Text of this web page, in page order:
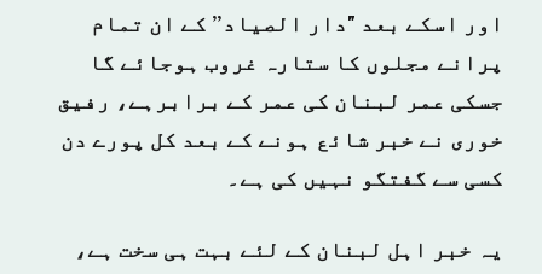
اور اسکے بعد "دار الصیاد” کے ان تمام
پرانے مجلوں کا ستارہ غروب ہوجائے گا
جسکی عمر لبنان کی عمر کے برابرہے، رفیق
خوری نے خبر شائع ہونے کے بعد کل پورے دن
کسی سے گفتگو نہیں کی ہے۔
یہ خبر اہل لبنان کے لئے بہت ہی سخت ہے،